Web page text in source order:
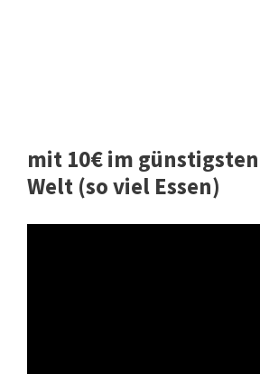
mit 10€ im
Welt (so viel Essen)